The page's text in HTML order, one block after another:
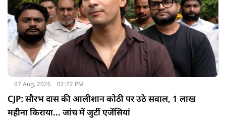
07 Aug, 2026 02:22 PM
CJP: सौरभ दास की आलीशान कोठी पर उठे सवाल, 1 लाख
महीना किराया... जांच में जुटीं एजेंसियां